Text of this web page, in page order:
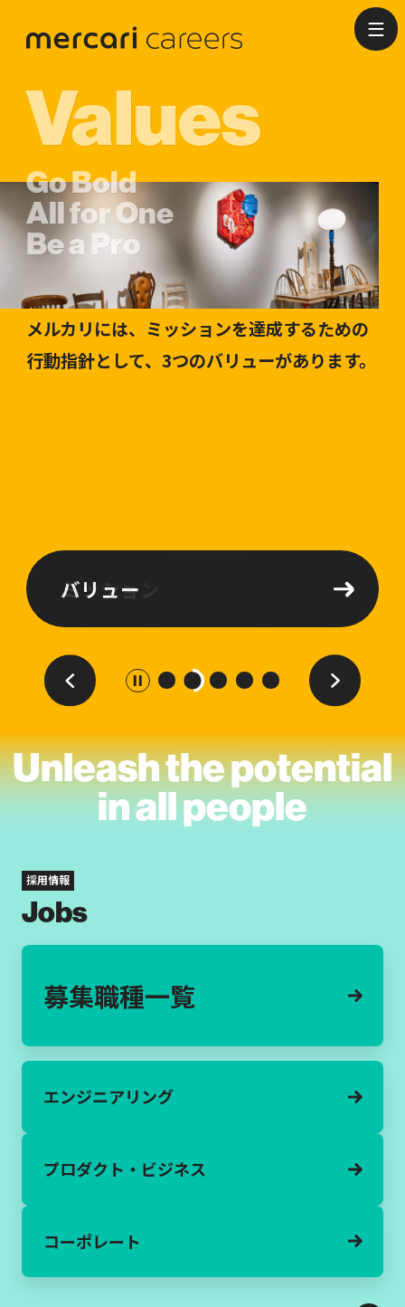
Mission
メルカリには、メンバー全員の手によって達
成したいミッションがあります。失敗を恐れ
ミッション
Values
Go Bold
All for One
Be a Pro
メルカリには、ミッションを達成するための
行動指針として、3つのバリューがあります。
バリュー
& Selection
メルカリで働くことに興味を持ってくださっ
たみなさんにお伝えしたいことをまとめまし
たので、ぜひご覧ください。
ダミースライド
Unleash the potential
in all people
採用情報
Jobs
募集職種一覧
エンジニアリング
プロダクト・ ビジネス
コーポレート